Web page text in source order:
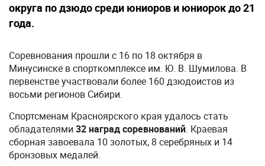
округа по дзюдо среди юниоров и юниорок до 21
года.
Соревнования прошли с 16 по 18 октября в
Минусинске в спорткомплексе им. Ю. В. Шумилова. В
первенстве участвовали более 160 дзюдоистов из
восьми регионов Сибири.
Спортсменам Красноярского края удалось стать
обладателями 32 наград соревнований. Краевая
сборная завоевала 10 золотых, 8 серебряных и 14
бронзовых медалей.